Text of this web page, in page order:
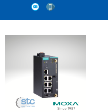
IIoT gateways Moxa Việt Nam